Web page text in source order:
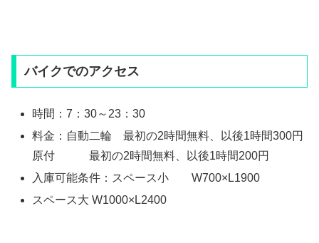
バイクでのアクセス
時間：7：30～23：30
料金：自動二輪 最初の2時間無料、以後1時間300円
原付 最初の2時間無料、以後1時間200円
入庫可能条件：スペース小 W700×L1900
スペース大 W1000×L2400